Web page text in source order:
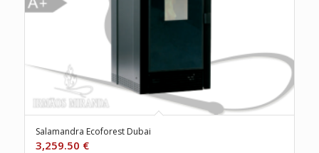
Salamandra Ecoforest Dubai
3,259.50 €